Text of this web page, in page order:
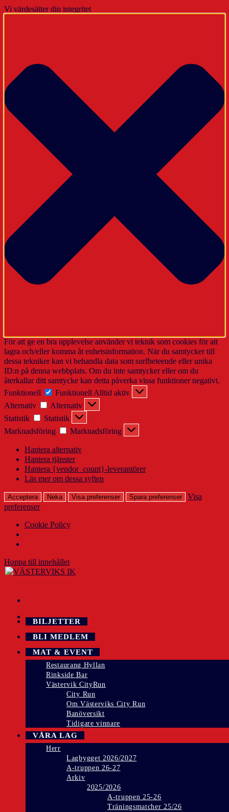
Vi värdesätter din integritet
För att ge en bra upplevelse använder vi teknik som cookies för att
lagra och/eller komma åt enhetsinformation. När du samtycker till
dessa tekniker kan vi behandla data som surfbeteende eller unika
ID:n på denna webbplats. Om du inte samtycker eller om du
återkallar ditt samtycke kan detta påverka vissa funktioner negativt.
Funktionell
Funktionell Alltid aktiv
Alternativ
Alternativ
Statistik
Statistik
Marknadsföring
Marknadsföring
Hantera alternativ
Hantera tjänster
Hantera {vendor_count}-leverantörer
Läs mer om dessa syften
Acceptera Neka Visa preferenser Spara preferenser
Visa
preferenser
Cookie Policy
Hoppa till innehållet
BILJETTER
BLI MEDLEM
MAT & EVENT
Restaurang Hyllan
Rinkside Bar
Västervik CityRun
City Run
Om Västerviks City Run
Banöversikt
Tidigare vinnare
VÅRA LAG
Herr
Lagbygget 2026/2027
A-truppen 26-27
Arkiv
2025/2026
A-truppen 25-26
Träningsmatcher 25/26